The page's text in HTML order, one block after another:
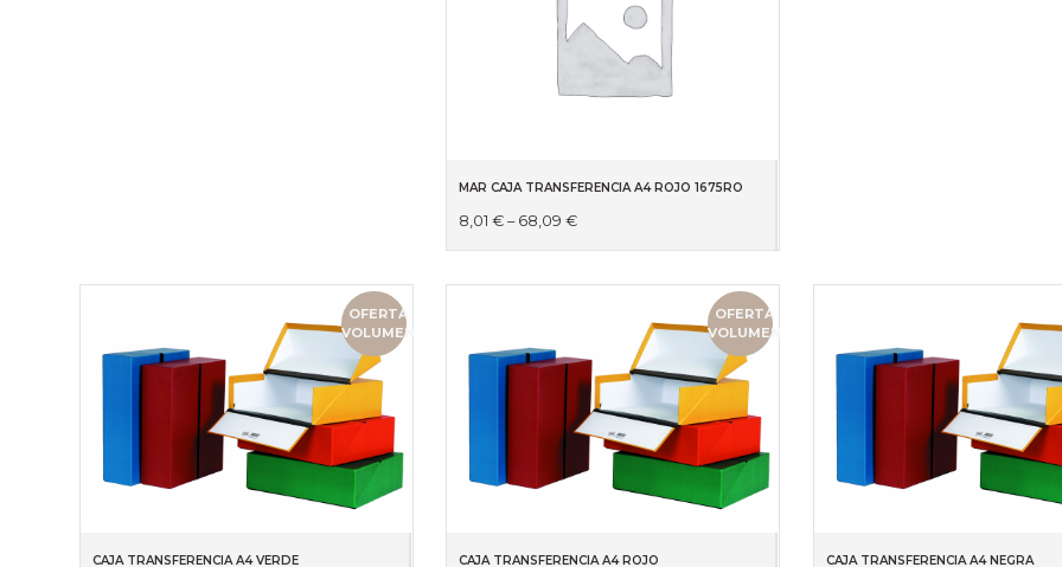
MAR CAJA TRANSFERENCIA A4 ROJO 1675RO
8,01€ – 68,09€
OFERTA
VOLUMEN
CAJA TRANSFERENCIA A4 VERDE
OFERTA
VOLUMEN
CAJA TRANSFERENCIA A4 ROJO CAJA TRANSFERENCIA A4 NEGRA